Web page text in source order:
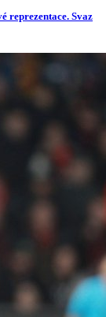
reprezentace. Svaz